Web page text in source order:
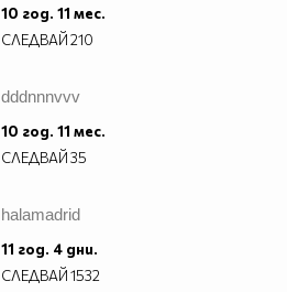
10 год. 11 мес.
СЛЕДВАЙ210
dddnnnvvv
10 год. 11 мес.
СЛЕДВАЙ35
halamadrid
11 год. 4 дни.
СЛЕДВАЙ1532